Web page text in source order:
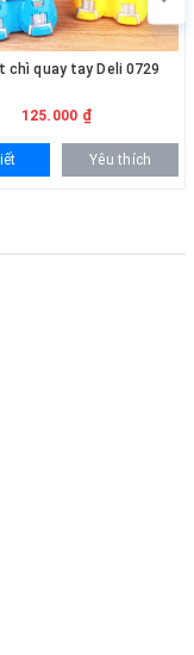
chì quay tay Deli 0729
125.000 ₫
Yêu thích